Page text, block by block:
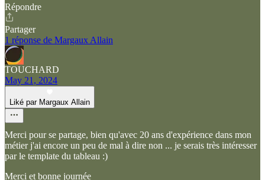
Répondre
Partager
1 réponse de Margaux Allain
TOUCHARD
May 21, 2024
Liké par Margaux Allain
Merci pour se partage, bien qu'avec 20 ans d'expérience dans mon
métier j'ai encore un peu de mal à dire non ... je serais très intéresser
par le template du tableau :)
Merci et bonne journée